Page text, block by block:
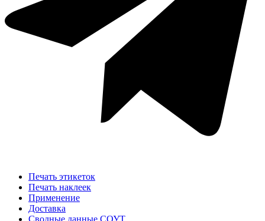
Печать этикеток
Печать наклеек
Применение
Доставка
Сводные данные СОУТ